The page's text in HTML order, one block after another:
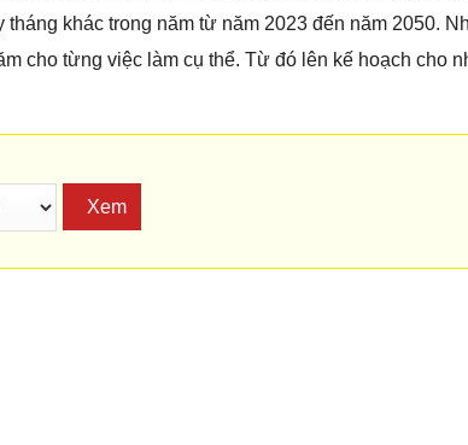
tháng khác trong năm từ năm 2023 đến năm 2050.
cho từng việc làm cụ thể. Từ đó lên kế hoạch cho
Xem